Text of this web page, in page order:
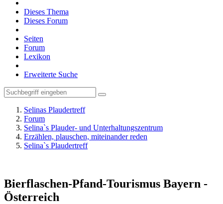
Dieses Thema
Dieses Forum
Seiten
Forum
Lexikon
Erweiterte Suche
Selinas Plaudertreff
Forum
Selina`s Plauder- und Unterhaltungszentrum
Erzählen, plauschen, miteinander reden
Selina`s Plaudertreff
Bierflaschen-Pfand-Tourismus Bayern -
Österreich